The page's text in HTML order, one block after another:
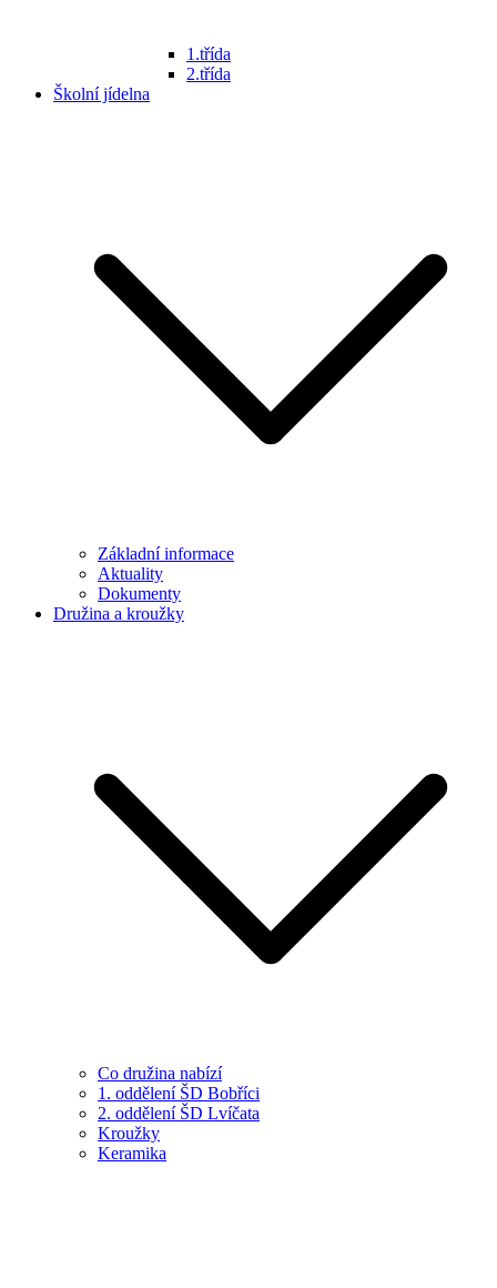
1.třída
2.třída
Školní jídelna
Základní informace
Aktuality
Dokumenty
Družina a kroužky
Co družina nabízí
1. oddělení ŠD Bobříci
2. oddělení ŠD Lvíčata
Kroužky
Keramika